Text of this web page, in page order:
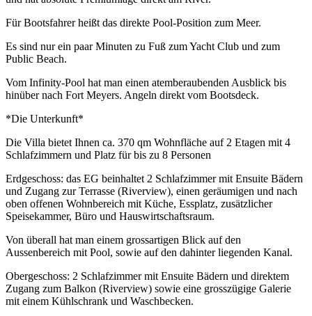
Für Bootsfahrer heißt das direkte Pool-Position zum Meer.
Es sind nur ein paar Minuten zu Fuß zum Yacht Club und zum
Public Beach.
Vom Infinity-Pool hat man einen atemberaubenden Ausblick bis
hinüber nach Fort Meyers. Angeln direkt vom Bootsdeck.
*Die Unterkunft*
Die Villa bietet Ihnen ca. 370 qm Wohnfläche auf 2 Etagen mit 4
Schlafzimmern und Platz für bis zu 8 Personen
Erdgeschoss: das EG beinhaltet 2 Schlafzimmer mit Ensuite Bädern
und Zugang zur Terrasse (Riverview), einen geräumigen und nach
oben offenen Wohnbereich mit Küche, Essplatz, zusätzlicher
Speisekammer, Büro und Hauswirtschaftsraum.
Von überall hat man einem grossartigen Blick auf den
Aussenbereich mit Pool, sowie auf den dahinter liegenden Kanal.
Obergeschoss: 2 Schlafzimmer mit Ensuite Bädern und direktem
Zugang zum Balkon (Riverview) sowie eine grosszügige Galerie
mit einem Kühlschrank und Waschbecken.